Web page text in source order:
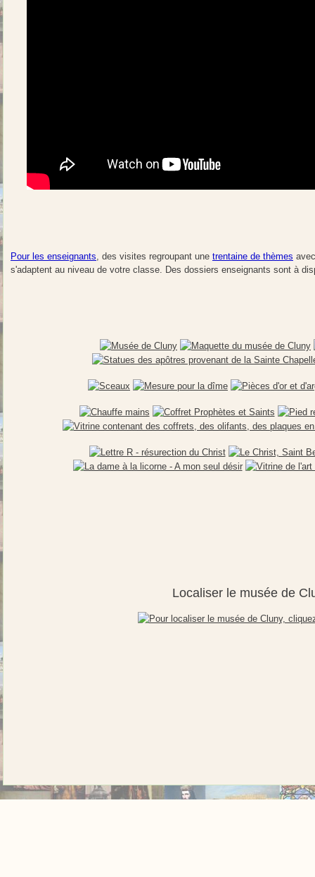
Pour les enseignants , des visites regroupant une trentaine de thèmes
s'adaptent au niveau de votre classe. Des dossiers enseignants sont à
Localiser le musée de